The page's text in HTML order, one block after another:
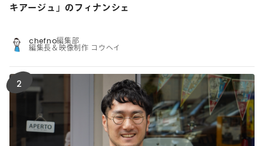
キアージュ」のフィナンシェ
chefno編集部
編集長＆映像制作 コウヘイ
2